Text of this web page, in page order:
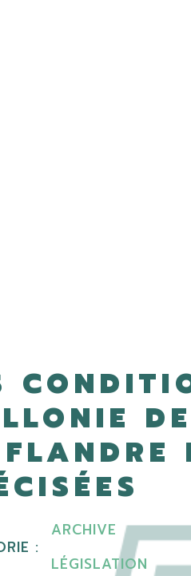
:
ARCHIVE
LÉGISLATION